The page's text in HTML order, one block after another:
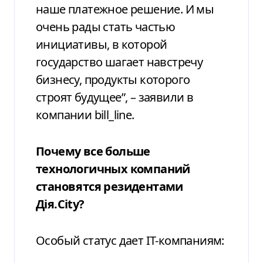
наше платежное решение. И мы
очень рады стать частью
инициативы, в которой
государство шагает навстречу
бизнесу, продукты которого
строят будущее”,– заявили в
компании bill_line.
Почему все больше
технологичных компаний
становятся резидентами
Дія.City?
Особый статус дает IT-компаниям: